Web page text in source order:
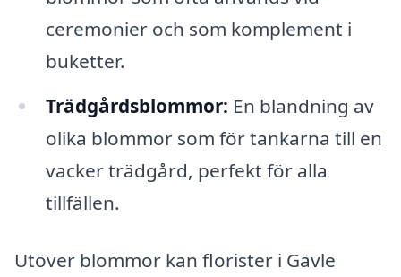
ceremonier och som komplement i
buketter.
Trädgårdsblommor: En blandning av
olika blommor som för tankarna till en
vacker trädgård, perfekt för alla
tillfällen.
Utöver blommor kan florister i Gävle